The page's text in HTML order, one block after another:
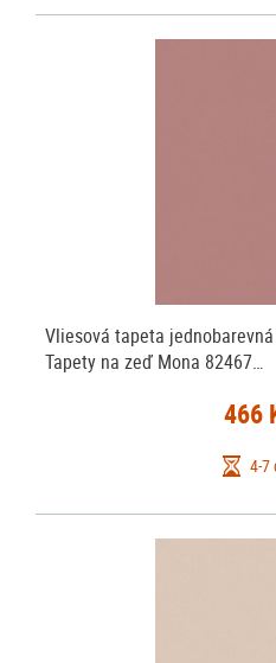
Vliesová tapeta
Tapety na zeď Mona 82467…
466
4-7